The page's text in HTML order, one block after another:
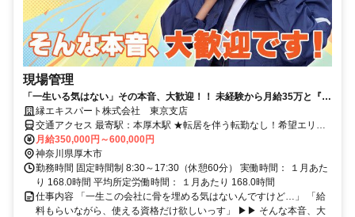
現場管理
「一生いる気はない」その本音、大歓迎！！ 未経験から月給35万と『一
生モノの国家資格』をサクッと手に入れ、 数年後の自由を勝ち取りませ
んか？
縁エキスパート株式会社 東京支店
交通アクセス 最寄駅：本厚木駅 ★転居を伴う転勤なし！希望エリア
で就業可能です。 ★勤務地ごとに複数の宿舎をご用意しています♪
月給350,000円～600,000円
神奈川県厚木市
勤務時間 固定時間制 8:30～17:30（休憩60分） 実働時間： １月あた
り 168.0時間 平均所定労働時間： １月あたり 168.0時間
仕事内容 「一生この会社に骨を埋める気はないんですけど…」 「給
料もらいながら、使える資格だけ欲しいっす」 ▶▶ そんな本音、大